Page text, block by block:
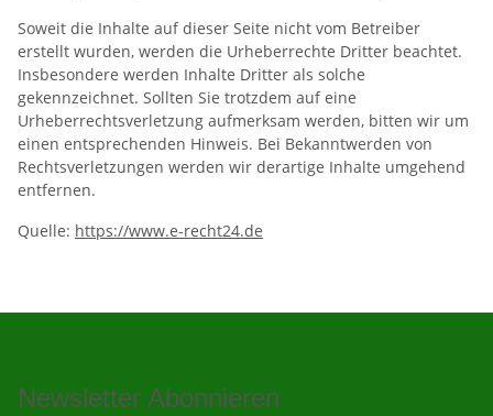
Soweit die Inhalte auf dieser Seite nicht vom Betreiber
erstellt wurden, werden die Urheberrechte Dritter beachtet.
Insbesondere werden Inhalte Dritter als solche
gekennzeichnet. Sollten Sie trotzdem auf eine
Urheberrechtsverletzung aufmerksam werden, bitten wir um
einen entsprechenden Hinweis. Bei Bekanntwerden von
Rechtsverletzungen werden wir derartige Inhalte umgehend
entfernen.
Quelle: https://www.e-recht24.de
Newsletter Abonnieren